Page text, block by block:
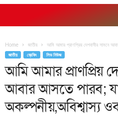
Home জাতীয় আমি আমার প্রাণপ্রিয় দেশবাসীর সামনে
জাতীয় ব্রেকিং লিড নিউজ
আমি আমার প্রাণপ্রিয়
আবার আসতে পারব;
অকল্পনীয়,অবিশ্বাস্য